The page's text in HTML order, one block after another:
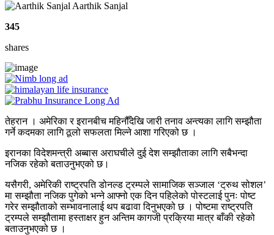
Aarthik Sanjal
345
shares
तेहरान । अमेरिका र इरानबीच महिनौँदेखि जारी तनाव अन्त्यका लागि सम्झौता
गर्ने कदमका लागि ठूलो सफलता मिल्ने आशा गरिएको छ ।
इरानका विदेशमन्त्री अब्बास अराघचीले दुई देश सम्झौताका लागि सबैभन्दा
नजिक रहेको बताउनुभएको छ।
यसैगरी, अमेरिकी राष्ट्रपति डोनल्ड ट्रम्पले सामाजिक सञ्जाल ‘ट्रुथ सोशल’
मा सम्झौता नजिक पुगेको भन्ने आफ्नो एक दिन पहिलेको पोस्टलाई पुनः पोष्ट
गरेर सम्झौताको सम्भावनालाई थप बढावा दिनुभएको छ । पोष्टमा राष्ट्रपति
ट्रम्पले सम्झौतामा हस्ताक्षर हुन अन्तिम कागजी प्रक्रिया मात्र बाँकी रहेको
बताउनुभएको छ ।